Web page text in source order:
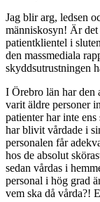
Jag blir arg, ledsen
människosyn! Är
patientklientel i
den massmediala
skyddsutrustningen
I Örebro län har den
varit äldre personer
patienter har inte
har blivit vårdade i
personalen får
hos de absolut
sedan vårdas i
personal i hög grad
vem ska då vårda?!